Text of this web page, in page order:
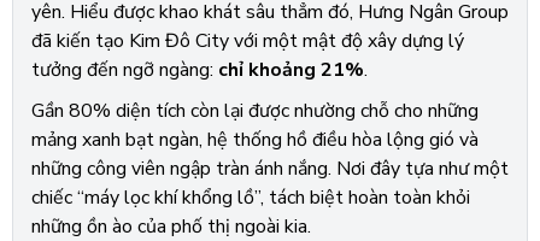
yên. Hiểu được khao khát sâu thẳm đó, Hưng Ngân Group
đã kiến tạo Kim Đô City với một mật độ xây dựng lý
tưởng đến ngỡ ngàng: chỉ khoảng 21%.
Gần 80% diện tích còn lại được nhường chỗ cho những
mảng xanh bạt ngàn, hệ thống hồ điều hòa lộng gió và
những công viên ngập tràn ánh nắng. Nơi đây tựa như một
chiếc “máy lọc khí khổng lồ”, tách biệt hoàn toàn khỏi
những ồn ào của phố thị ngoài kia.